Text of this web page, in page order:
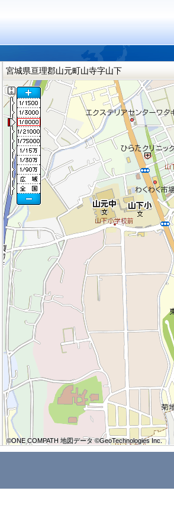
宮城県亘理郡山元町山寺字山下
©ONE COMPATH 地図データ ©GeoTechnologies Inc.
©ONE COMPATH 地図データ ©GeoTechnologies Inc.
©ONE COMPATH 地図データ ©GeoTechnologies Inc.
©ONE COMPATH 地図データ ©GeoTechnologies Inc.
©ONE COMPATH 地図データ ©GeoTechnologies Inc.
©ONE COMPATH 地図データ ©GeoTechnologies Inc.
©ONE COMPATH 地図データ ©GeoTechnologies Inc.
©ONE COMPATH 地図データ ©GeoTechnologies Inc.
©ONE COMPATH 地図データ ©GeoTechnologies Inc.